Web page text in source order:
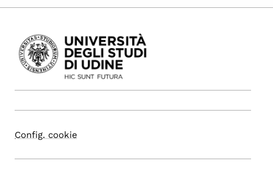
Config. cookie